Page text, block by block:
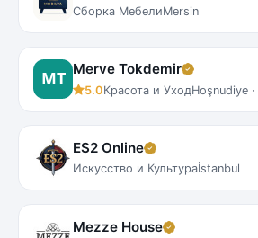
Сборка МебелиMersin
Merve Tokdemir
5.0Красота и УходHoşnudiye ·
ES2 Online
Искусство и Культураİstanbul
Mezze House